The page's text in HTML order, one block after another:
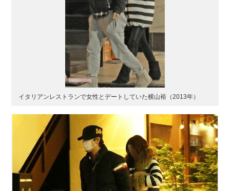
イタリアンレストランで女性とデートしていた横山裕（2013年）